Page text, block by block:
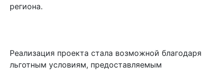
региона.
Реализация проекта стала возможной благодаря
льготным условиям, предоставляемым